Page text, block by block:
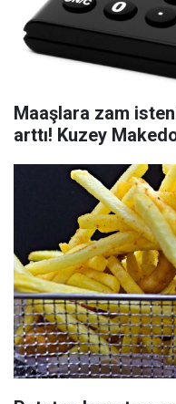
Maaşlara zam
arttı! Kuzey